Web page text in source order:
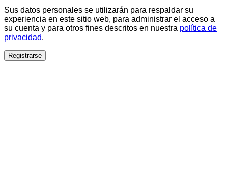
Sus datos personales se utilizarán para respaldar su
experiencia en este sitio web, para administrar el acceso a
su cuenta y para otros fines descritos en nuestra política de
privacidad.
Registrarse